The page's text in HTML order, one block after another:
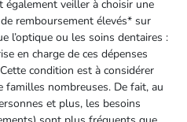
également veiller à choisir une
remboursement élevés* sur
l’optique ou les soins dentaires :
en charge de ces dépenses
condition est à considérer
nombreuses. De fait, au
et plus, les besoins